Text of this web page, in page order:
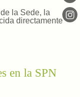
la Sede, la
directamente
en la SPN